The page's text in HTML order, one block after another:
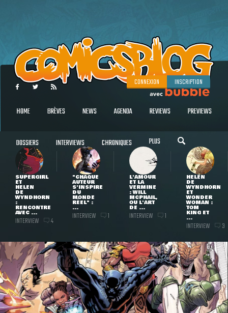
CONNEXION INSCRIPTION
HOME BRÈVES NEWS AGENDA REVIEWS PREVIEWS
DOSSIERS INTERVIEWS CHRONIQUES PLUS
SUPERGIRL
ET
HELEN
DE
WYNDHORN
:
RENCONTRE
AVEC ...
INTERVIEW 4
"CHAQUE
AUTEUR
S'INSPIRE
DU
MONDE
RÉEL" :
...
INTERVIEW 1
L'AMOUR
ET LA
VERMINE
: WILL
MCPHAIL,
OU L'ART
DE ...
INTERVIEW 1
HELEN
DE
WYNDHORN
ET
WONDER
WOMAN :
TOM
KING ET
...
INTERVIEW 3